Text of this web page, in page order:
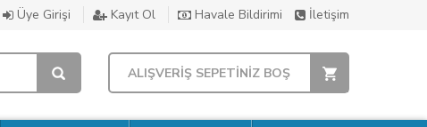
Üye Girişi Kayıt Ol Havale Bildirimi İletişim
ALIŞVERİŞ SEPETİNİZ BOŞ